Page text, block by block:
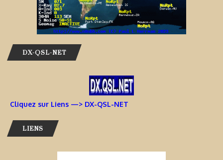
DX-QSL-NET
Cliquez sur Liens —> DX-QSL-NET
LIENS